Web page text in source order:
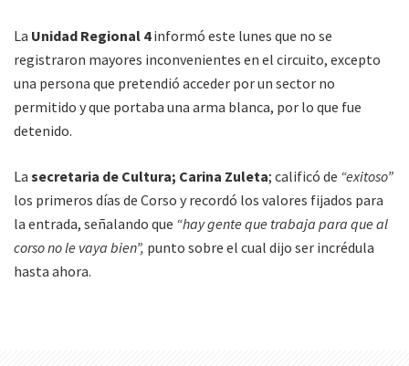
La Unidad Regional 4informó este lunes que no se
registraron mayores inconvenientes en el circuito, excepto
una persona que pretendió acceder por un sector no
permitido y que portaba una arma blanca, por lo que fue
detenido.
La secretaria de Cultura; Carina Zuleta; calificó de “exitoso”
los primeros días de Corso y recordó los valores fijados para
la entrada, señalando que “hay gente que trabaja para que al
corso no le vaya bien”, punto sobre el cual dijo ser incrédula
hasta ahora.